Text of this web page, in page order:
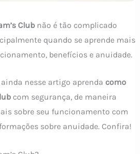
Clubnão é tão complicado
quando se aprende mais
benefícios e anuidade.
nesse artigo aprenda como
com segurança, de maneira
sobre seu funcionamento com
sobre anuidade. Confira!